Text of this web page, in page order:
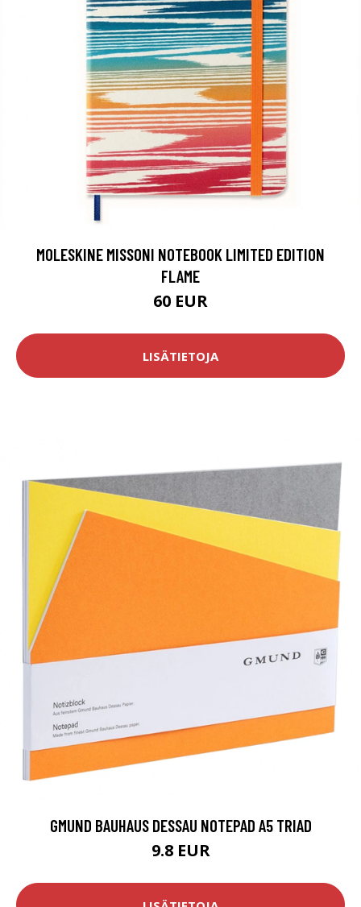
MOLESKINE MISSONI NOTEBOOK LIMITED EDITION
FLAME
60 EUR
LISÄTIETOJA
GMUND BAUHAUS DESSAU NOTEPAD A5 TRIAD
9.8 EUR